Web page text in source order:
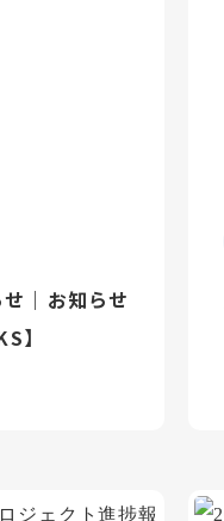
｜お知らせ
】